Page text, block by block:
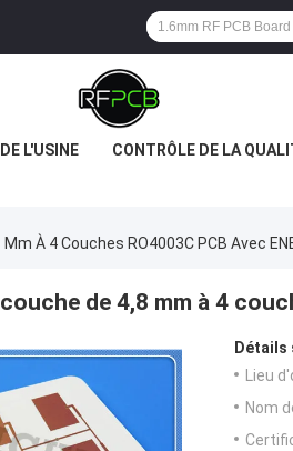
L'USINE CONTRÔLE DE LA
À 4 Couches RO4003C PCB Avec
de 4,8 mm à 4
Détails
Lieu
Nom